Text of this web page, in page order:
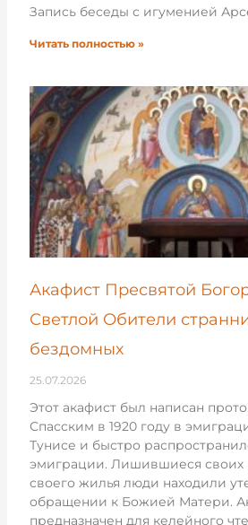
Запись беседы с игуменией
Читать полностью »
Акафист Пресвятой
Светлой Обители
бездомных
25.07.2026
Этот акафист был написан
Спасским в 1920 году в
Тунисе и быстро
эмиграции. Лишившиеся своих
своего жилья люди находили
обращении к Божией Матери.
предназначен для келейного